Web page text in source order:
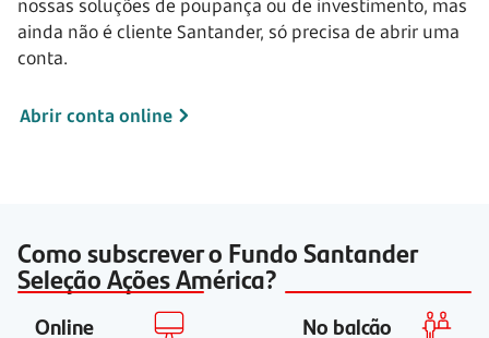
nossas soluções de poupança ou de investimento, mas
ainda não é cliente Santander, só precisa de abrir uma
conta.
Abrir conta online
Como subscrever o Fundo Santander
Seleção Ações América?
Online No balcão